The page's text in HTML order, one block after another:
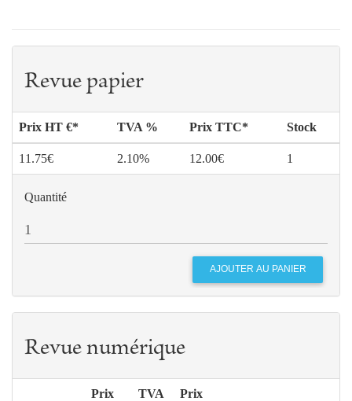
Revue papier
Prix HT €* TVA % Prix TTC* Stock
11.75€ 2.10% 12.00€ 1
Quantité
Revue numérique
Prix
TVA
Prix